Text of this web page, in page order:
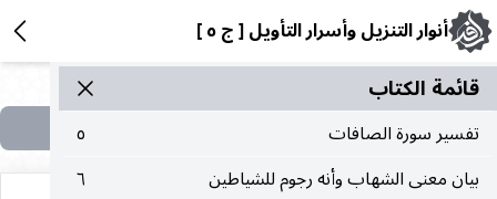
أنوار التنزيل وأسرار التأويل [ ج ٥ ]
قائمة الکتاب
تفسير سورة الصافات
٥
بيان معنى الشهاب وأنه رجوم للشياطين
٦